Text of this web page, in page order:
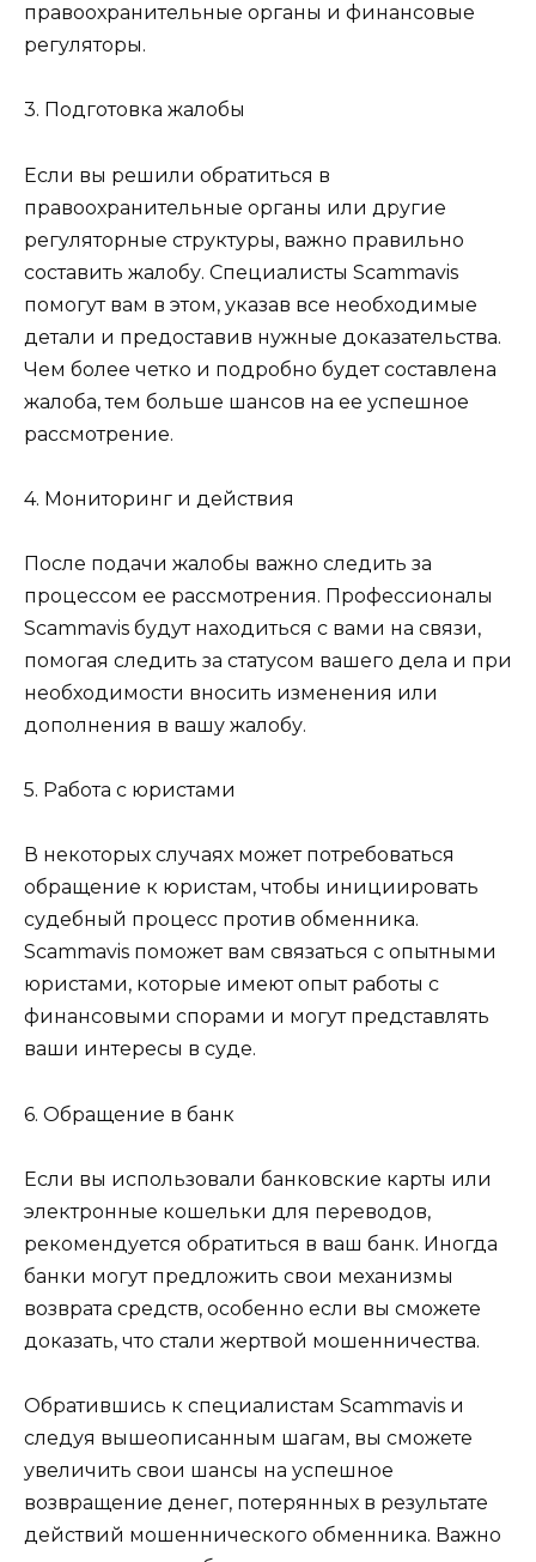
правоохранительные органы и финансовые
регуляторы.
3. Подготовка жалобы
Если вы решили обратиться в
правоохранительные органы или другие
регуляторные структуры, важно правильно
составить жалобу. Специалисты Scammavis
помогут вам в этом, указав все необходимые
детали и предоставив нужные доказательства.
Чем более четко и подробно будет составлена
жалоба, тем больше шансов на ее успешное
рассмотрение.
4. Мониторинг и действия
После подачи жалобы важно следить за
процессом ее рассмотрения. Профессионалы
Scammavis будут находиться с вами на связи,
помогая следить за статусом вашего дела и при
необходимости вносить изменения или
дополнения в вашу жалобу.
5. Работа с юристами
В некоторых случаях может потребоваться
обращение к юристам, чтобы инициировать
судебный процесс против обменника.
Scammavis поможет вам связаться с опытными
юристами, которые имеют опыт работы с
финансовыми спорами и могут представлять
ваши интересы в суде.
6. Обращение в банк
Если вы использовали банковские карты или
электронные кошельки для переводов,
рекомендуется обратиться в ваш банк. Иногда
банки могут предложить свои механизмы
возврата средств, особенно если вы сможете
доказать, что стали жертвой мошенничества.
Обратившись к специалистам Scammavis и
следуя вышеописанным шагам, вы сможете
увеличить свои шансы на успешное
возвращение денег, потерянных в результате
действий мошеннического обменника. Важно